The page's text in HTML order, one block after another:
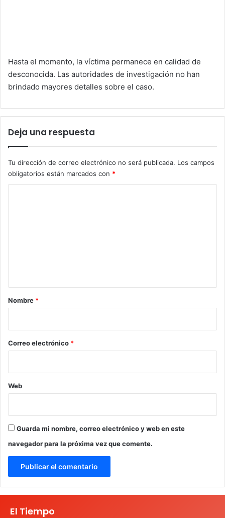
Hasta el momento, la víctima permanece en calidad de
desconocida. Las autoridades de investigación no han
brindado mayores detalles sobre el caso.
Deja una respuesta
Tu dirección de correo electrónico no será publicada. Los campos
obligatorios están marcados con *
r
*
Nombre *
Correo electrónico *
Web
Guarda mi nombre, correo electrónico y web en este
navegador para la próxima vez que comente.
El Tiempo